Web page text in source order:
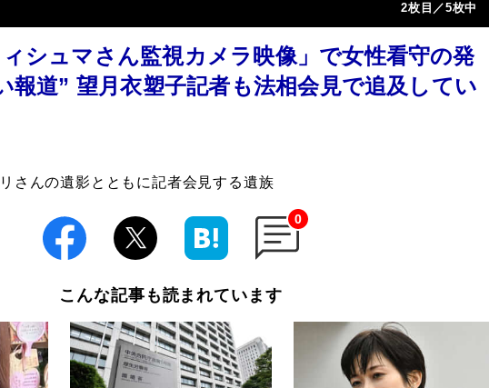
2枚目／5枚中
シュマさん監視カメラ映像」で女性看守の発
報道” 望月衣塑子記者も法相会見で追及してい
さんの遺影とともに記者会見する遺族
0
こんな記事も読まれています